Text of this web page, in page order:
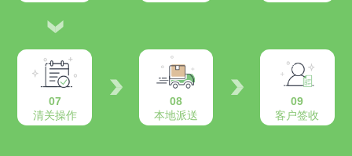
07
清关操作
08
本地派送
09
客户签收